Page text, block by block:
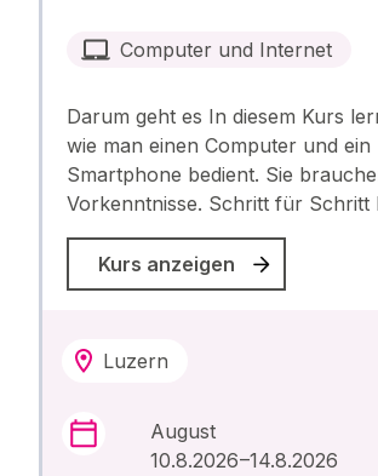
Computer und Internet
Darum geht es In diesem Kurs
wie man einen Computer und ein
Smartphone bedient. Sie
Vorkenntnisse. Schritt für
Kurs anzeigen
Luzern
August
10.8.2026 –14.8.2026